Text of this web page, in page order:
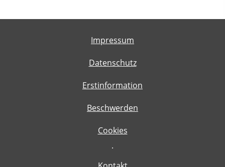
Impressum
Datenschutz
Erstinformation
Beschwerden
Cookies
·